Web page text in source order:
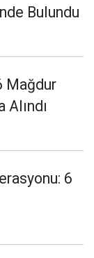
Bulundu
Mağdur
Alındı
6